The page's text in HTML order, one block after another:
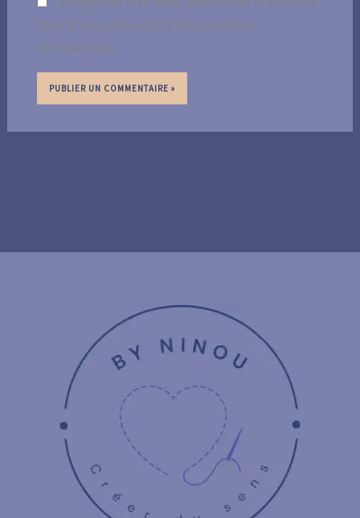
dans le navigateur pour mon prochain
commentaire.